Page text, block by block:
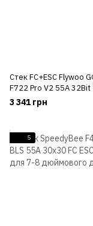
Стек FC+ESC Flywoo
F722 Pro V2 55A 32Bit
16МБ Blackbox
3 341 грн
5